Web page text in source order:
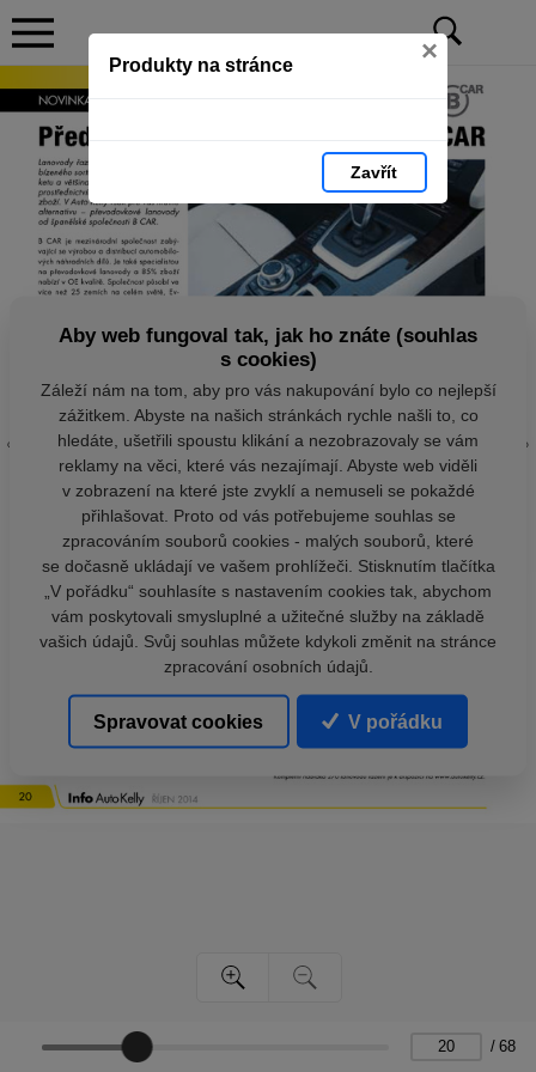
Produkty na stránce ×
Zavřít
/ 68
Aby web fungoval tak, jak ho znáte (souhlas
s cookies)
Záleží nám na tom, aby pro vás nakupování bylo co nejlepší
zážitkem. Abyste na našich stránkách rychle našli to, co
hledáte, ušetřili spoustu klikání a nezobrazovaly se vám
reklamy na věci, které vás nezajímají. Abyste web viděli
v zobrazení na které jste zvyklí a nemuseli se pokaždé
přihlašovat. Proto od vás potřebujeme souhlas se
zpracováním souborů cookies - malých souborů, které
se dočasně ukládají ve vašem prohlížeči. Stisknutím tlačítka
„V pořádku“ souhlasíte s nastavením cookies tak, abychom
vám poskytovali smysluplné a užitečné služby na základě
vašich údajů. Svůj souhlas můžete kdykoli změnit na stránce
zpracování osobních údajů.
Spravovat cookies V pořádku